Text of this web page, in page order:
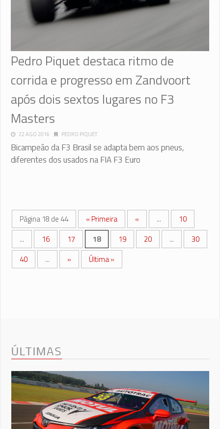
Pedro Piquet destaca ritmo de
corrida e progresso em Zandvoort
após dois sextos lugares no F3
Masters
22 AGO 2016 PEDRO PIQUET
Bicampeão da F3 Brasil se adapta bem aos pneus,
diferentes dos usados na FIA F3 Euro
Página 18 de 44 « Primeira « ...
10
...
16 17 18 19 20 ...
30
40
... » Última »
ÚLTIMAS